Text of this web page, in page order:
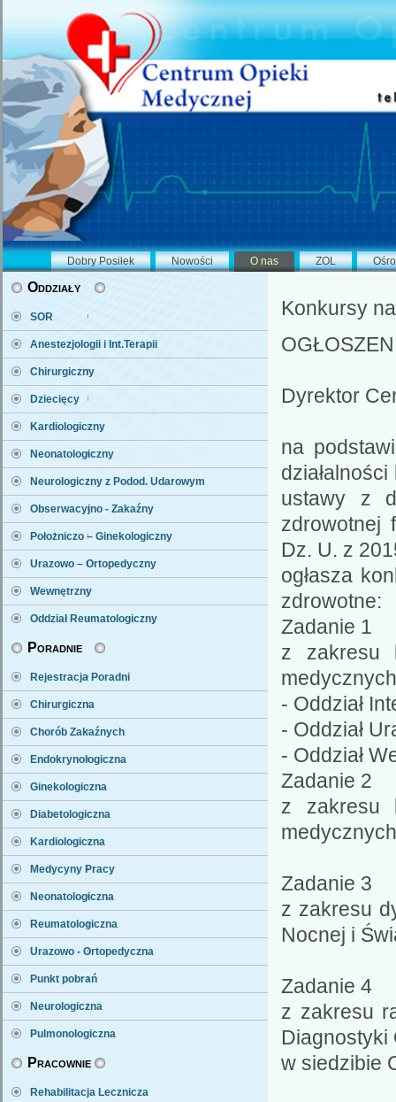
Dobry Posiłek Nowości O nas ZOL
Oddziały
SOR
Anestezjologii i Int.Terapii
Chirurgiczny
Dziecięcy
Kardiologiczny
Neonatologiczny
Neurologiczny z Podod. Udarowym
Obserwacyjno - Zakaźny
Położniczo – Ginekologiczny
Urazowo – Ortopedyczny
Wewnętrzny
Oddział Reumatologiczny
Poradnie
Rejestracja Poradni
Chirurgiczna
Chorób Zakaźnych
Endokrynologiczna
Ginekologiczna
Diabetologiczna
Kardiologiczna
Medycyny Pracy
Neonatologiczna
Reumatologiczna
Urazowo - Ortopedyczna
Punkt pobrań
Neurologiczna
Pulmonologiczna
Pracownie
Rehabilitacja Lecznicza
Konkursy
Dyrektor
na
ustawy z
zdrowotnej
Dz. U. z
ogłasza
zdrowotne:
Zadanie 1
z zakresu
- Oddział
- Oddział
- Oddział
Zadanie 2
z zakresu
Zadanie 3
z zakresu
Nocnej i
Zadanie 4
z zakresu
Diagnostyki
w siedzibie